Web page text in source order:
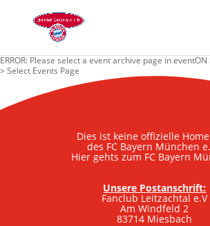
ERROR: Please select a event archive page in
> Select Events Page
Dies ist keine offizielle
des FC Bayern München
Hier gehts zum FC Bayern
Unsere Postanschrift:
Fanclub Leitzachtal e.V
Am Windfeld 2
83714 Miesbach